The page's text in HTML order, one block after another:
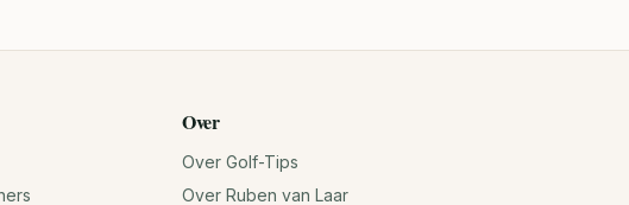
Over
Over Golf-Tips
Over Ruben van Laar